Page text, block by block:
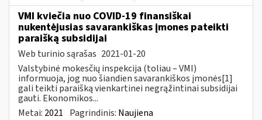
VMI kviečia nuo COVID-19 finansiškai
nukentėjusias savarankiškas įmones pateikti
paraišką subsidijai
Web turinio sąrašas 2021-01-20
Valstybinė mokesčių inspekcija (toliau – VMI)
informuoja, jog nuo šiandien savarankiškos įmonės[1]
gali teikti paraišką vienkartinei negrąžintinai subsidijai
gauti. Ekonomikos...
Metai: 2021 Pagrindinis: Naujiena